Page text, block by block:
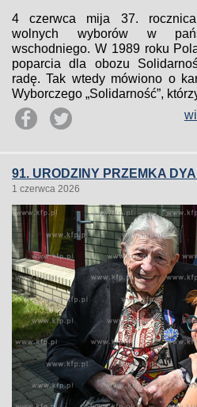
4 czerwca mija 37. rocznica
wolnych wyborów w
wschodniego. W 1989 roku
poparcia dla obozu
radę. Tak wtedy mówiono o
Wyborczego „Solidarność”,
91. URODZINY PRZEMKA
1 czerwca 2026